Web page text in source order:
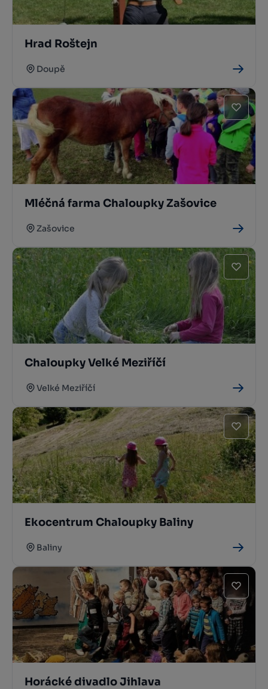
Hrad Roštejn
Doupě
Mléčná farma Chaloupky Zašovice
Zašovice
Chaloupky Velké Meziříčí
Velké Meziříčí
Ekocentrum Chaloupky Baliny
Baliny
Horácké divadlo Jihlava